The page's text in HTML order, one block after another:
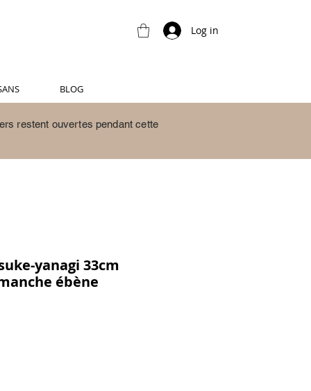
Log in
BLOG
restent ouvertes pendant cette
yanagi 33cm
ébène